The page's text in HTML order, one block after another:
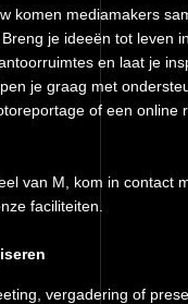
komen mediamakers
je ideeën tot leven in
en laat je
je graag met
of een online
van M, kom in contact
faciliteiten.
vergadering of